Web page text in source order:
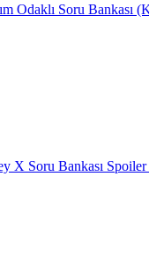
Odaklı Soru Bankası